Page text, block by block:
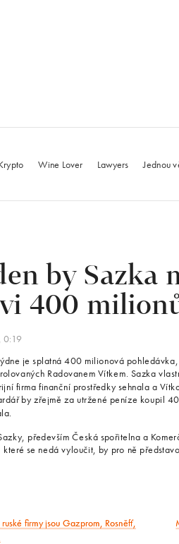
Wine Lover Lawyers Jednou
by Sazka
400
0:19
je splatná 400 milionová
Radovanem Vítkem. Sazka
firma finanční prostředky sehnala a
by zřejmě za utržené peníze koupil
především Česká spořitelna a
se nedá vyloučit, by pro ně
firmy jsou Gazprom, Rosněfť,